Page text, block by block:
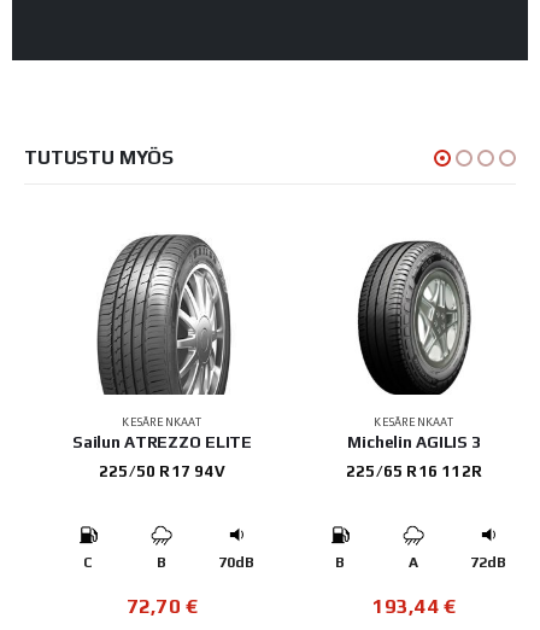
TUTUSTU MYÖS
KESÄRENKAAT
Sailun ATREZZO ELITE
225/50 R17 94V
C B 70dB
72,70 €
KESÄRENKAAT
Michelin AGILIS 3
225/65 R16 112R
B A 72dB
193,44€